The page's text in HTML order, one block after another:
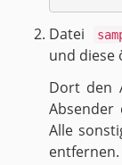
Datei
und diese
Dort den
Ab­sen­der
Alle
ent­fer­nen.